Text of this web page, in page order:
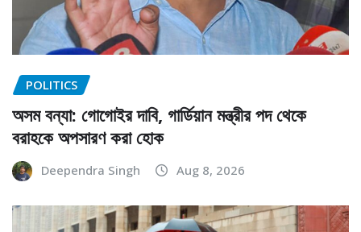
POLITICS
অসম বন্যা: গোগোইর দাবি, গার্ডিয়ান মন্ত্রীর পদ থেকে
বরাহকে অপসারণ করা হোক
Deependra Singh Aug 8, 2026